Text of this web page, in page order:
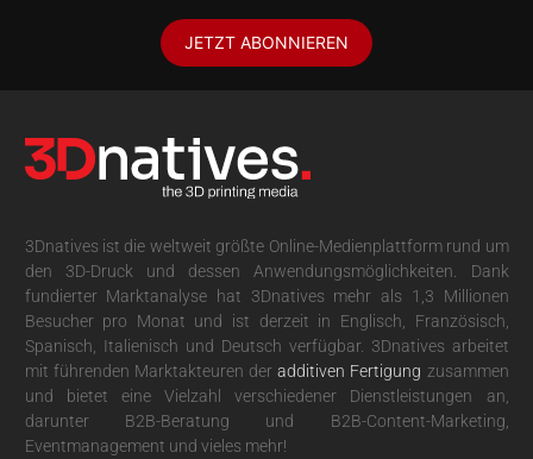
JETZT ABONNIEREN
3Dnatives ist die weltweit größte Online-Medienplattform rund um
den 3D-Druck und dessen Anwendungsmöglichkeiten. Dank
fundierter Marktanalyse hat 3Dnatives mehr als 1,3 Millionen
Besucher pro Monat und ist derzeit in Englisch, Französisch,
Spanisch, Italienisch und Deutsch verfügbar. 3Dnatives arbeitet
mit führenden Marktakteuren deradditiven Fertigung zusammen
und bietet eine Vielzahl verschiedener Dienstleistungen an,
darunter B2B-Beratung und B2B-Content-Marketing,
Eventmanagement und vieles mehr!